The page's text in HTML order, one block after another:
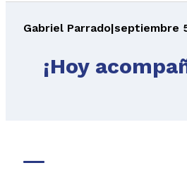
Gabriel Parrado|septiembre
¡Hoy